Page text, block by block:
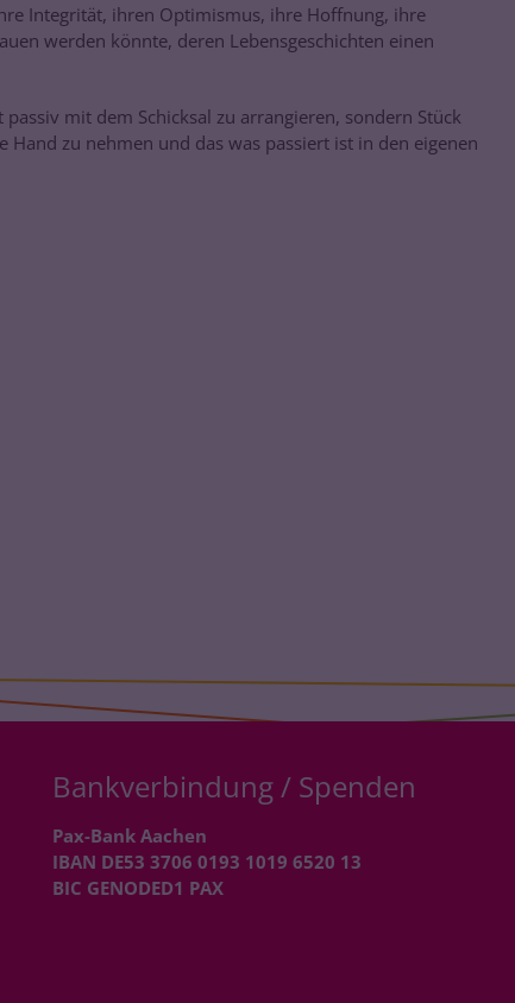
Integrität, ihren Optimismus, ihre Hoffnung, ihre
werden könnte, deren Lebensgeschichten einen
mit dem Schicksal zu arrangieren, sondern Stück
zu nehmen und das was passiert ist in den eigenen
Bankverbindung / Spenden
Pax-Bank Aachen
IBAN DE53 3706 0193 1019 6520 13
BIC GENODED1 PAX